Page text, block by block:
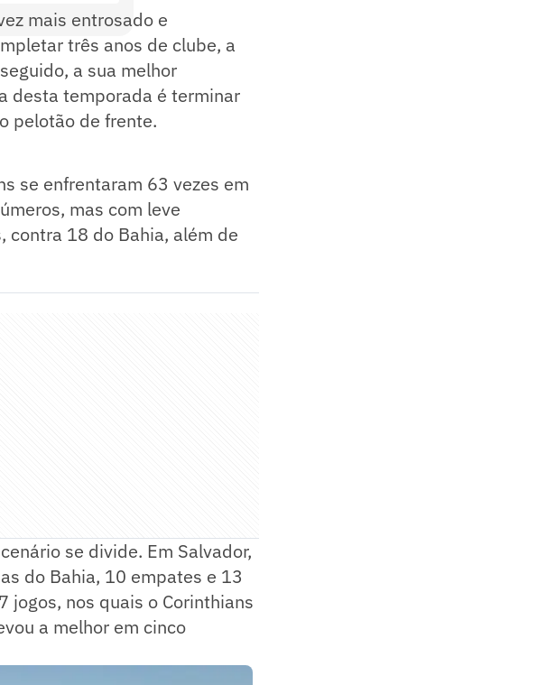
mais entrosado e
três anos de clube, a
a sua melhor
desta temporada é terminar
pelotão de frente.
se enfrentaram 63 vezes em
mas com leve
contra 18 do Bahia, além de
se divide. Em Salvador,
do Bahia, 10 empates e 13
jogos, nos quais o Corinthians
a melhor em cinco